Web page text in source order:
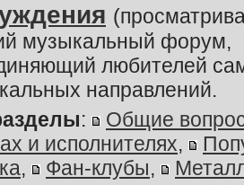
музыкальный форум,
любителей
направлений.
:
Общие
и исполнителях,
, Фан-клубы,